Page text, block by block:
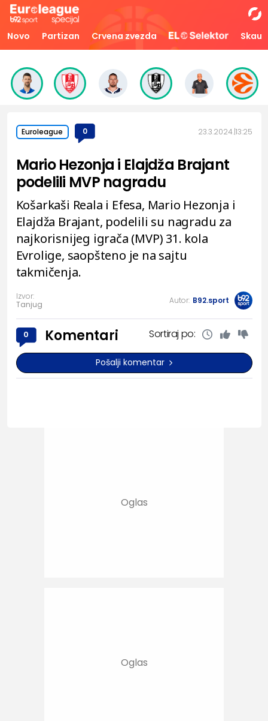
Novo Partizan Crvena zvezda Skaut
Euroleague 0 23.3.2024. 13:25
Mario Hezonja i Elajdža Brajant
podelili MVP nagradu
Košarkaši Reala i Efesa, Mario Hezonja i
Elajdža Brajant, podelili su nagradu za
najkorisnijeg igrača (MVP) 31. kola
Evrolige, saopšteno je na sajtu
takmičenja.
Izvor:
Tanjug
Autor: B92.sport
0 Komentari Sortiraj po:
Pošalji komentar